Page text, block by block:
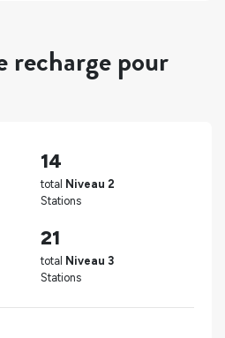
recharge pour
14
total Niveau 2
Stations
21
total Niveau 3
Stations